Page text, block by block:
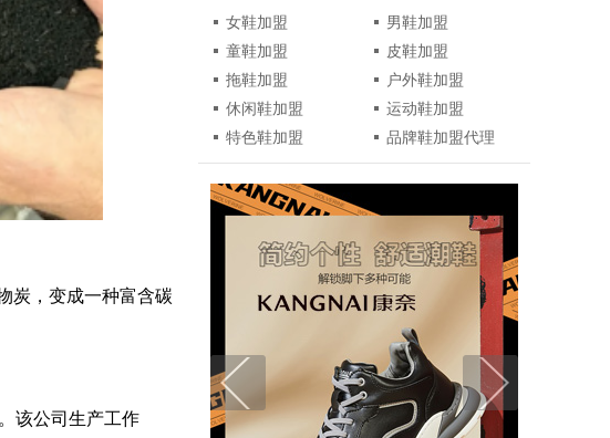
炭，变成一种富含碳
该公司生产工作
女鞋加盟
男鞋加盟
童鞋加盟
皮鞋加盟
拖鞋加盟
户外鞋加盟
休闲鞋加盟
运动鞋加盟
特色鞋加盟
品牌鞋加盟代理